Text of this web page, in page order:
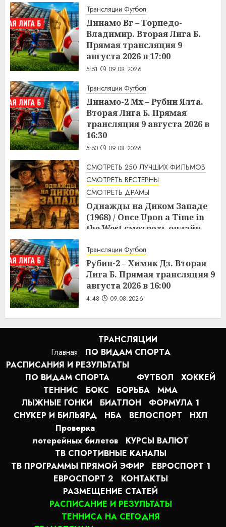
Трансляции Футбол
Динамо Вг – Торпедо-
Владимир. Вторая Лига Б.
Прямая трансляция 9
августа 2026 в 17:00
5:51 09.08.2026
Трансляции Футбол
Динамо-2 Мх – Рубин Ялта.
Вторая Лига Б. Прямая
трансляция 9 августа 2026 в
16:30
5:50 09.08.2026
СМОТРЕТЬ 250 ЛУЧШИХ ФИЛЬМОВ
СМОТРЕТЬ ВЕСТЕРНЫ
СМОТРЕТЬ ДРАМЫ
Однажды на Диком Западе
(1968) / Once Upon a Time in
the West смотреть онлайн
Трансляции Футбол
Рубин-2 – Химик Дз. Вторая
Лига Б. Прямая трансляция 9
августа 2026 в 16:00
4:48 09.08.2026
Главная
ТРАНСЛЯЦИИ
ПО ВИДАМ СПОРТA
РАСПИСАНИЯ И РЕЗУЛЬТАТЫ
ПО ВИДАМ СПОРТА
ФУТБОЛ
ХОККЕЙ
ТЕННИС
БОКС БОРЬБА
MMA
ЛЫЖНЫЕ ГОНКИ
БИАТЛОН
ФОРМУЛА 1
СНУКЕР И БИЛЬЯРД
НБА ВЕЛОСПОРТ
НХЛ
Проверка
лотерейных билетов
КУРСЫ ВАЛЮТ
ТВ СПОРТИВНЫЕ КАНАЛЫ
ТВ ПРОГРАММЫ ПРЯМОЙ ЭФИР
ЕВРОСПОРТ 1
ЕВРОСПОРТ 2
КОНТАКТЫ
РАЗМЕЩЕНИЕ СТАТЕЙ
РАСПИСАНИЕ И РЕЗУЛЬТАТЫ
ТЕННИСА НА СЕГОДНЯ